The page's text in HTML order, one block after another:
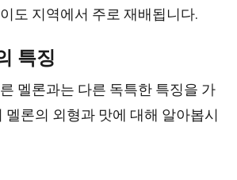
도 지역에서 주로 재배됩니다.
특징
멜론과는 다른 독특한 특징을 가
멜론의 외형과 맛에 대해 알아봅시